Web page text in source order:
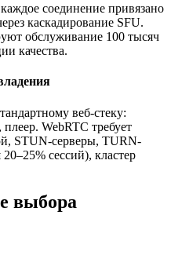
соединение привязано
каскадирование SFU.
обслуживание 100 тысяч
качества.
веб-стеку:
WebRTC требует
STUN-серверы, TURN-
сессий), кластер
выбора